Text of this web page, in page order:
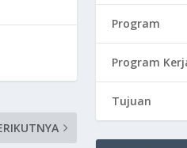
Program
Program
Tujuan